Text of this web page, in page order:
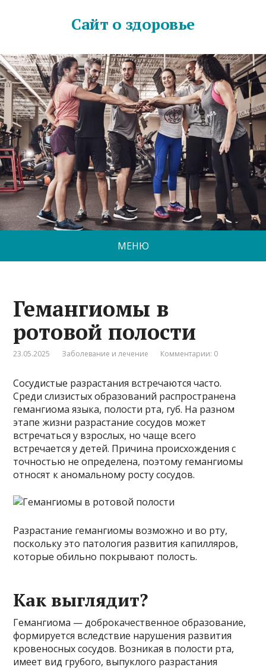
Сайт о здоровье
МЕНЮ
Гемангиомы в
ротовой полости
23.05.2025 Заболевание и лечение Комментарии: 0
Сосудистые разрастания встречаются часто.
Среди слизистых образований распространена
гемангиома языка, полости рта, губ. На разном
этапе жизни разрастание сосудов может
встречаться у взрослых, но чаще всего
встречается у детей. Причина происхождения с
точностью не определена, поэтому гемангиомы
относят к аномальному росту сосудов.
Разрастание гемангиомы возможно и во рту,
поскольку это патология развития капилляров,
которые обильно покрывают полость.
Как выглядит?
Гемангиома — доброкачественное образование,
формируется вследствие нарушения развития
кровеносных сосудов. Возникая в полости рта,
имеет вид грубого, выпуклого разрастания